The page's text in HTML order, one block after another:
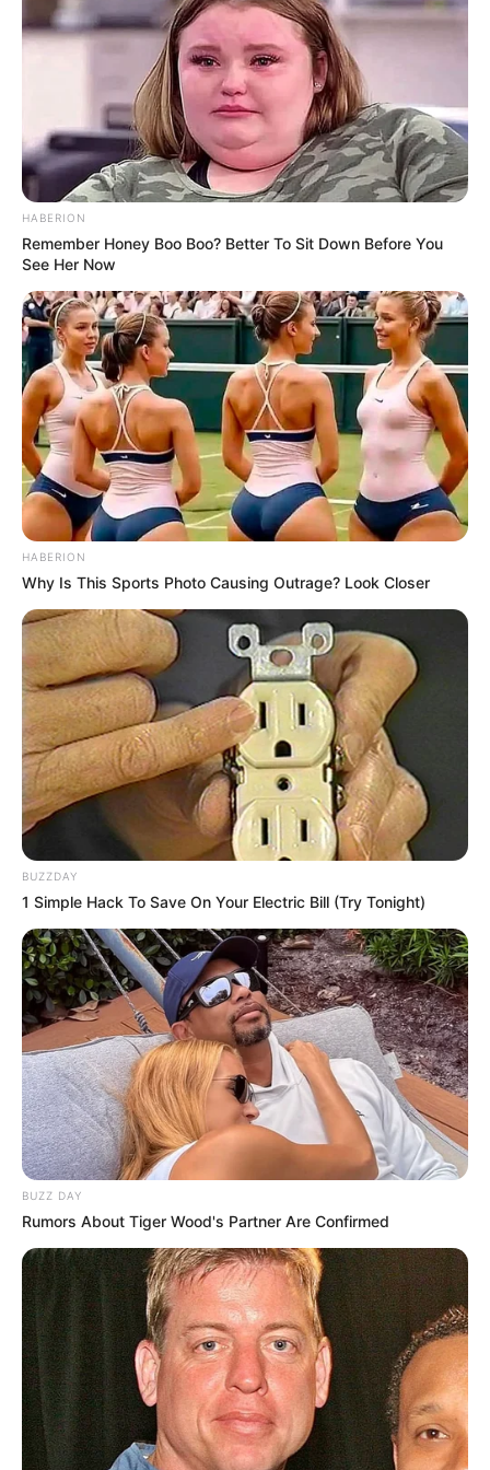
leichte Sauce entsteht.
Tipps zum Servieren:
Mit frisch gekochtem Reis oder
gebratenen Nudeln servieren
Mit Sesam und Frühlingszwiebeln
bestreuen
Scharf genießen? → Chili oder Sambal
Oelek hinzufügen
Für eine Gemüsevariante → Paprika,
Brokkoli oder Karotten mitbraten
HABERION
Remember Honey Boo Boo? Better To Sit Down Before You
See Her Now
HABERION
Why Is This Sports Photo Causing Outrage? Look Closer
BUZZDAY
1 Simple Hack To Save On Your Electric Bill (Try Tonight)
BUZZ DAY
Rumors About Tiger Wood's Partner Are Confirmed